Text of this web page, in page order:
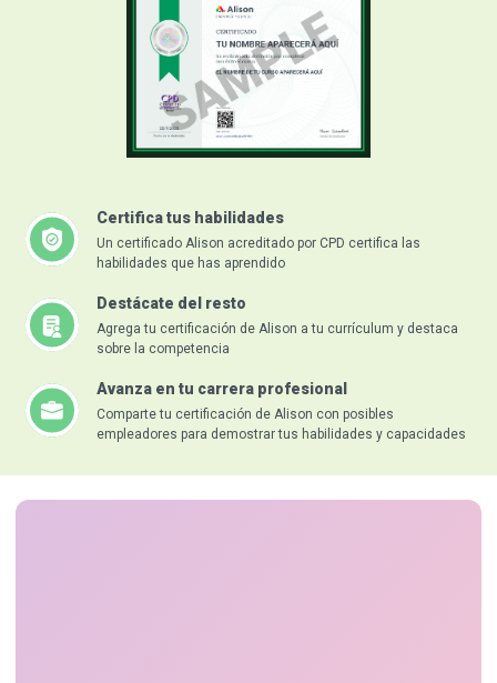
Certifica tus habilidades
Un certificado Alison acreditado por CPD certifica las
habilidades que has aprendido
Destácate del resto
Agrega tu certificación de Alison a tu currículum y destaca
sobre la competencia
Avanza en tu carrera profesional
Comparte tu certificación de Alison con posibles
empleadores para demostrar tus habilidades y capacidades